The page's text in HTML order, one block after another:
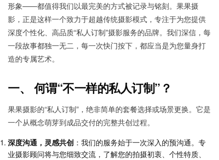
形象——都值得我们以最完美的方式被记录与铭刻。果果摄
影，正是这样一个致力于超越传统摄影模式，专注于为您提供
深度个性化、高品质“私人订制”摄影服务的品牌。我们深信，每
一段故事都独一无二，每一次快门按下，都应当是为您量身打
造的专属艺术。
一、 何谓“不一样的私人订制”？
果果摄影的“私人订制”，绝非简单的套餐选择或场景更换。它是
一个从概念萌芽到成品交付的完整共创过程。
深度沟通，灵感共创 ：我们的服务始于一次深入的预沟通。专
业摄影顾问将与您细致交流，了解您的拍摄初衷、个性特质、